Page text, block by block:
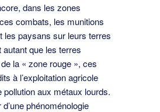
dans les zones
combats, les munitions
les paysans sur leurs terres
autant que les terres
la « zone rouge », ces
à l’exploitation agricole
pollution aux métaux lourds.
phénoménologie